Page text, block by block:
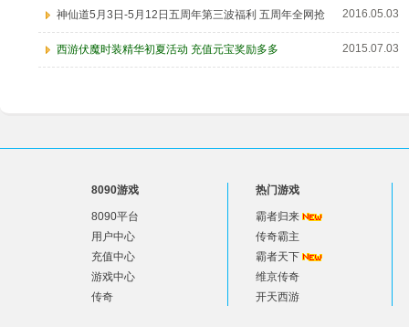
神仙道5月3日-5月12日五周年第三波福利 五周年全网抢 2016.05.03
西游伏魔时装精华初夏活动 充值元宝奖励多多 2015.07.03
8090游戏
8090平台
用户中心
充值中心
游戏中心
传奇
热门游戏
霸者归来
传奇霸主
霸者天下
维京传奇
开天西游